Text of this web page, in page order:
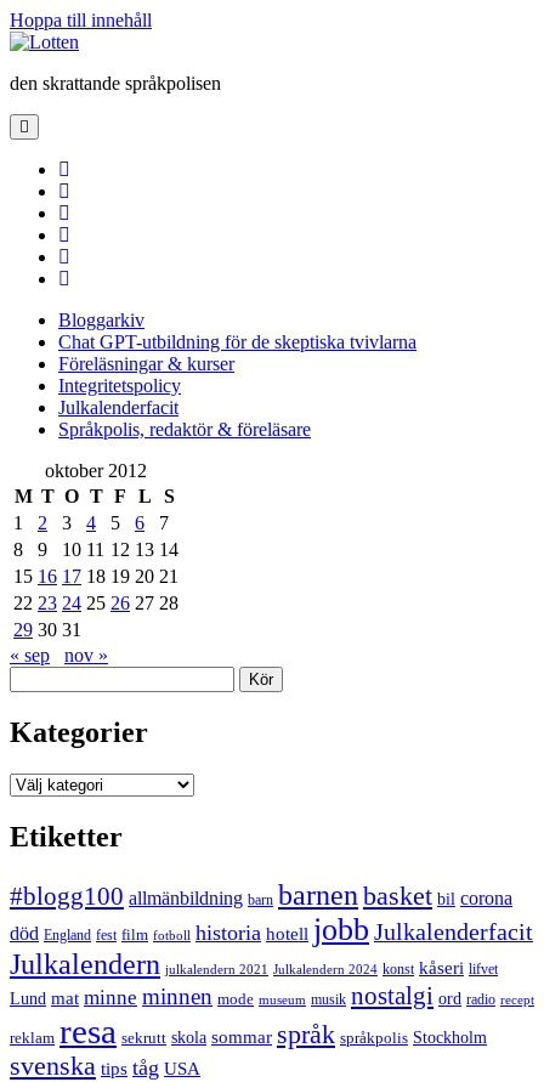
Hoppa till innehåll
Lotten
den skrattande språkpolisen
öppna
primär
Bloggarkiv
Chat GPT-utbildning för de skeptiska tvivlarna
Föreläsningar & kurser
Integritetspolicy
Julkalenderfacit
Språkpolis, redaktör & föreläsare
Sidopanel
oktober 2012
M T O T F L
S
1
2 3 4 5 6
7
8
9 10 11 12 13 14
15 16 17 18 19 20 21
22 23 24 25 26 27 28
29 30 31
« sep
nov »
Kategorier
Kategorier
Etiketter
#blogg100 allmänbildning barn barnen basket bil corona
död England fest film fotboll historia hotell jobb Julkalenderfacit
Julkalendern julkalendern 2021 Julkalendern 2024 konst kåseri lifvet
Lund mat minne minnen mode museum musik nostalgi ord radio recept
reklam resa sekrutt skola sommar språk språkpolis Stockholm
svenska tips tåg USA